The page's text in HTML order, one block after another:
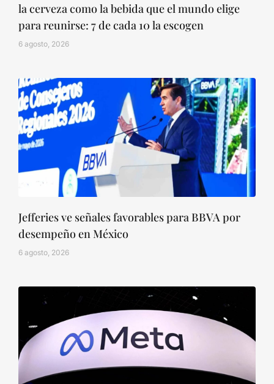
la cerveza como la bebida que el mundo elige
para reunirse: 7 de cada 10 la escogen
6 agosto, 2026
Jefferies ve señales favorables para BBVA por
desempeño en México
6 agosto, 2026